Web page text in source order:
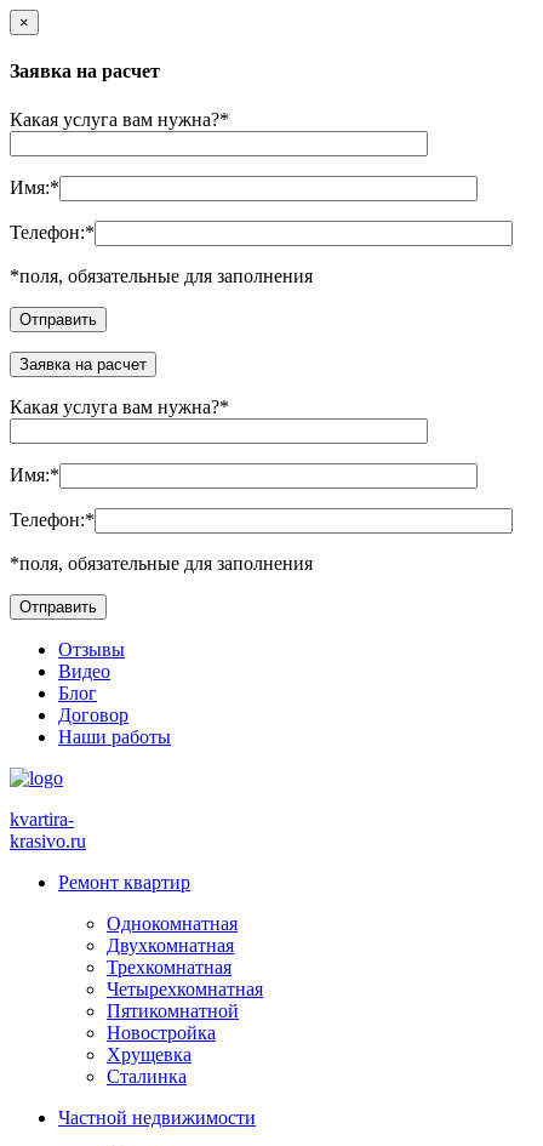
×
Заявка на расчет
Какая услуга вам нужна?*
Имя:*
Телефон:*
*поля, обязательные для заполнения
Заявка на расчет
Какая услуга вам нужна?*
Имя:*
Телефон:*
*поля, обязательные для заполнения
Отзывы
Видео
Блог
Договор
Наши работы
kvartira-
krasivo.ru
Ремонт квартир
Однокомнатная
Двухкомнатная
Трехкомнатная
Четырехкомнатная
Пятикомнатной
Новостройка
Хрущевка
Сталинка
Частной недвижимости